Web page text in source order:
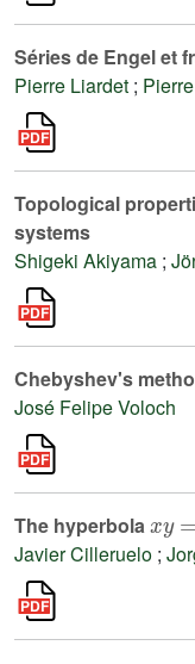
Séries de Engel et
Pierre Liardet ;
Topological
systems
Shigeki Akiyama ;
Chebyshev's
José Felipe Voloch
The hyperbola
Javier Cilleruelo ;